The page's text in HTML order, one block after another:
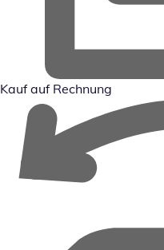
Kauf auf Rechnung